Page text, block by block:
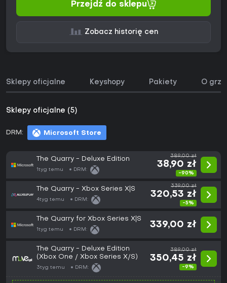
Przejdź do sklepu
Zobacz historię cen
Sklepy oficjalne Keyshopy Pakiety O grze
Sklepy oficjalne (5)
DRM: Microsoft Store
The Quarry - Deluxe Edition
1tyg temu DRM:
389,00 zł
38,90 zł
-90%
The Quarry - Xbox Series X|S
4tyg temu DRM:
339,00 zł
320,53 zł
-5%
The Quarry for Xbox Series X|S
1tyg temu DRM:
339,00 zł
The Quarry - Deluxe Edition
(Xbox One / Xbox Series X/S)
3tyg temu DRM:
389,00 zł
350,45 zł
-9%